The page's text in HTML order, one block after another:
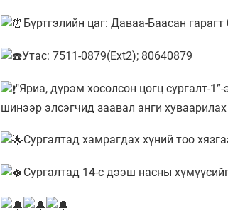
Бүртгэлийн цаг: Даваа-Баасан
Утас: 7511-0879(Ext2); 80640879
"Яриа, дүрэм хосолсон цогц сургалт-
шинээр элсэгчид заавал анги
Сургалтад хамрагдах хүний тоо
Сургалтад 14-с дээш насны